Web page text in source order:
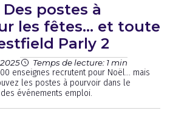
postes à
les fêtes… et toute
Parly 2
Temps de lecture: 1 min
enseignes recrutent pour Noël… mais
les postes à pourvoir dans le
événements emploi.